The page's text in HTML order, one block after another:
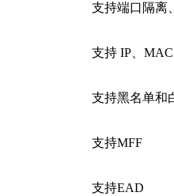
支持端口隔离
支持 IP、
支持黑名单和
支持MFF
支持EAD